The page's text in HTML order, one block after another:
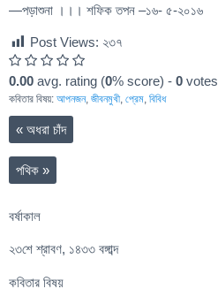
—পড়াশুনা ।।। শফিক তপন –১৬- ৫-২০১৬
Post Views: ২৩৭
0.00 avg. rating (0% score) - 0 votes
কবিতার বিষয়: আপনজন, জীবনমুখী, প্রেম, বিবিধ
« অধরা চাঁদ
পথিক »
বর্ষাকাল
২৩শে শ্রাবণ, ১৪৩৩ বঙ্গাব্দ
কবিতার বিষয়